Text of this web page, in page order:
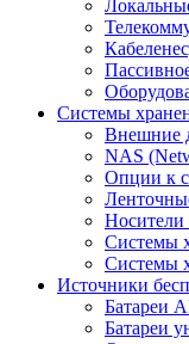
Системы
Внешние
NAS
Опции к
Системы
Системы
Источники
Батареи
Батареи